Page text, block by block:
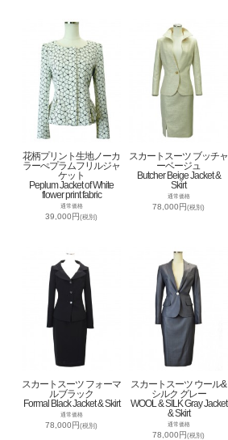
花柄プリント生地ノーカ
ラーぺプラムフリルジャ
ケット
Peplum Jacket of White
flower print fabric
通常価格
39,000円(税別)
スカートスーツ ブッチャ
ーベージュ
Butcher Beige Jacket &
Skirt
通常価格
78,000円(税別)
スカートスーツ フォーマ
ルブラック
Formal Black Jacket & Skirt
通常価格
78,000円(税別)
スカートスーツ ウール&
シルク グレー
WOOL & SILK Gray Jacket
& Skirt
通常価格
78,000円(税別)